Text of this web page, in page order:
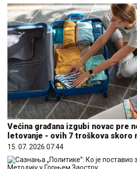
Većina građana izgubi novac pre
letovanje - ovih 7 troškova skoro
15. 07. 2026 07:44